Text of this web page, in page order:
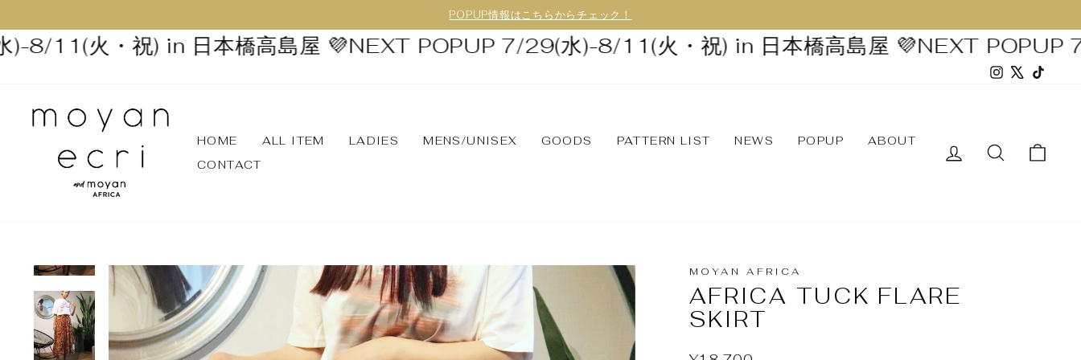
POPUP情報はこちらからチェック！
火・祝) in 日本橋高島屋 💜NEXT POPUP 7/29(水)-8/11(火・祝) in 日本橋高島屋 💜NEXT POPUP 7/
Instagram
HOME ALL ITEM LADIES MENS/UNISEX GOODS PATTERN LIST NEWS POPUP
ABOUT
CONTACT
ログイン
MOYAN AFRICA
AFRICA TUCK FLARE
SKIRT